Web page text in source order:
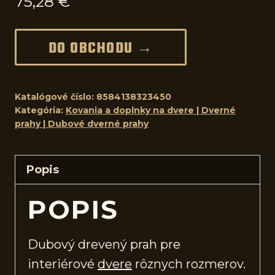
DO OBCHODU →
Katalógové číslo: 8584138323450
Kategória: Kovania a doplnky na dvere | Dverné
prahy | Dubové dverné prahy
Popis
POPIS
Dubový drevený prah pre
interiérové dvere rôznych rozmerov.